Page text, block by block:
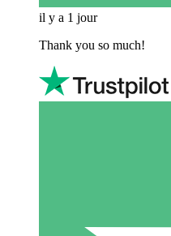
il y a 1 jour
Thank you so much!